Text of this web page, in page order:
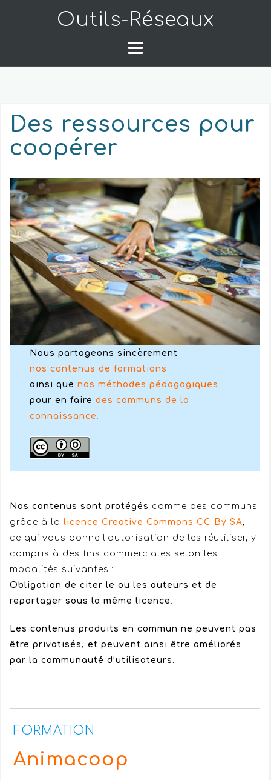
Outils-Réseaux
Des ressources pour
coopérer
Nous partageons sincèrement
nos contenus de formations
ainsi que nos méthodes pédagogiques
pour en faire des communs de la
connaissance.
Nos contenus sont protégés comme des communs
grâce à la licence Creative Commons CC By SA,
ce qui vous donne l’autorisation de les réutiliser, y
compris à des fins commerciales selon les
modalités suivantes :
Obligation de citer le ou les auteurs et de
repartager sous la même licence
Les contenus produits en commun ne peuvent pas
être privatisés, et peuvent ainsi être améliorés
par la communauté d’utilisateurs.
FORMATION
Animacoop